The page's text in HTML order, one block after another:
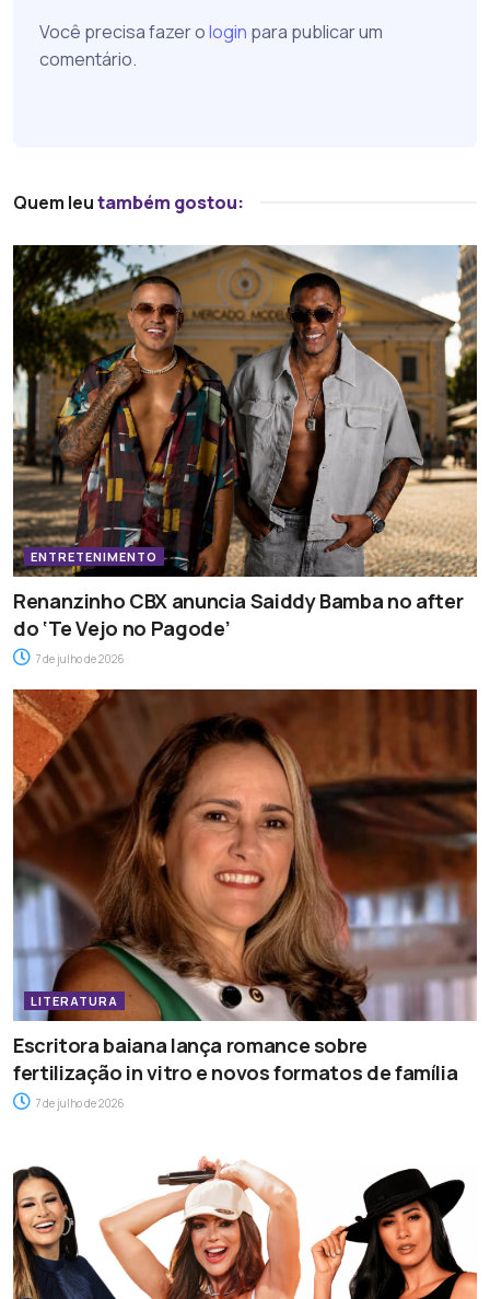
Você precisa fazer ologin para publicar um
comentário.
Quem leutambém gostou:
ENTRETENIMENTO
Renanzinho CBX anuncia Saiddy Bamba no after
do ‘Te Vejo no Pagode’
7 de julho de 2026
LITERATURA
Escritora baiana lança romance sobre
fertilização in vitro e novos formatos de família
7 de julho de 2026